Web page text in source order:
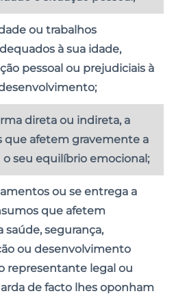
ou trabalhos
à sua idade,
pessoal ou prejudiciais à
direta ou indireta, a
afetem gravemente a
o seu equilíbrio emocional;
ou se entrega a
que afetem
saúde, segurança,
ou desenvolvimento
representante legal ou
de facto lhes oponham